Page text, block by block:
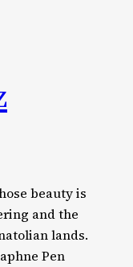
beauty is
and the
lands.
Pen